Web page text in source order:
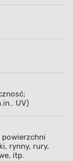
UV)
powierzchni
rynny, rury,
itp.